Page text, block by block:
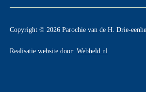
Copyright © 2026 Parochie van de H. Drie-
Realisatie website door: Webheld.nl